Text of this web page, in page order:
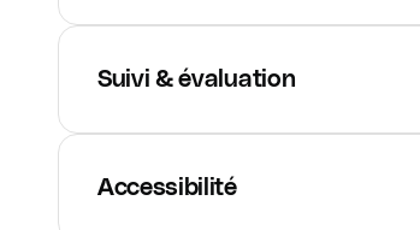
Suivi & évaluation
Accessibilité